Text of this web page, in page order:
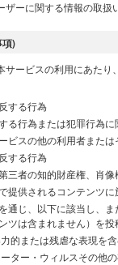
ザーに関する情報の取
)
サービスの利用にあた
する行為
る行為または犯罪行為
ビスの他の利用者また
する行為
三者の知的財産権、肖
提供されるコンテンツ
通じ、以下に該当し、
ツは含まれません）を
的または残虐な表現を
ター・ウィルスその他